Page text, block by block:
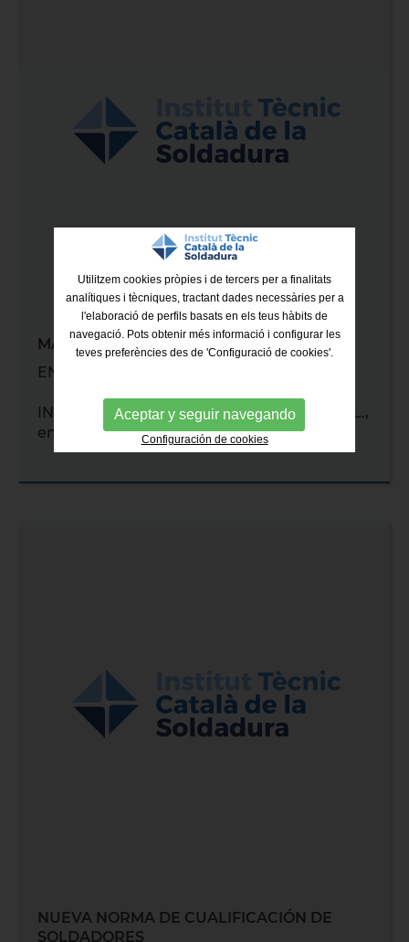
MARGON RENUEVA CERTIFICACIÓN
EN 15085-2
INSTALACIONES Y MONTAJES MARGON, S.L.,
empresa afiliada
NUEVA NORMA DE CUALIFICACIÓN DE
SOLDADORES
Utilitzem cookies pròpies i de tercers per a finalitats
analítiques i tècniques, tractant dades necessàries per a
l'elaboració de perfils basats en els teus hàbits de
navegació. Pots obtenir més informació i configurar les
teves preferències des de 'Configuració de cookies'.
Aceptar y seguir navegando
Configuración de cookies